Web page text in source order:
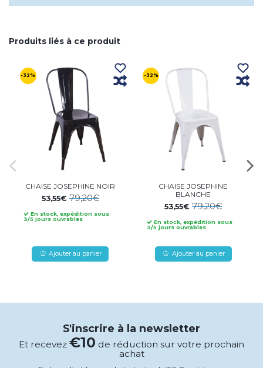
Produits liés à ce produit
-32%
CHAISE JOSEPHINE NOIR
53,55€79,20€
En stock, expédition sous
3/5 jours ouvrables
Ajouter au panier
-32%
CHAISE JOSEPHINE
BLANCHE
53,55€79,20€
En stock, expédition sous
3/5 jours ouvrables
Ajouter au panier
S'inscrire à la newsletter
Et recevez €10 de réduction sur votre prochain
achat